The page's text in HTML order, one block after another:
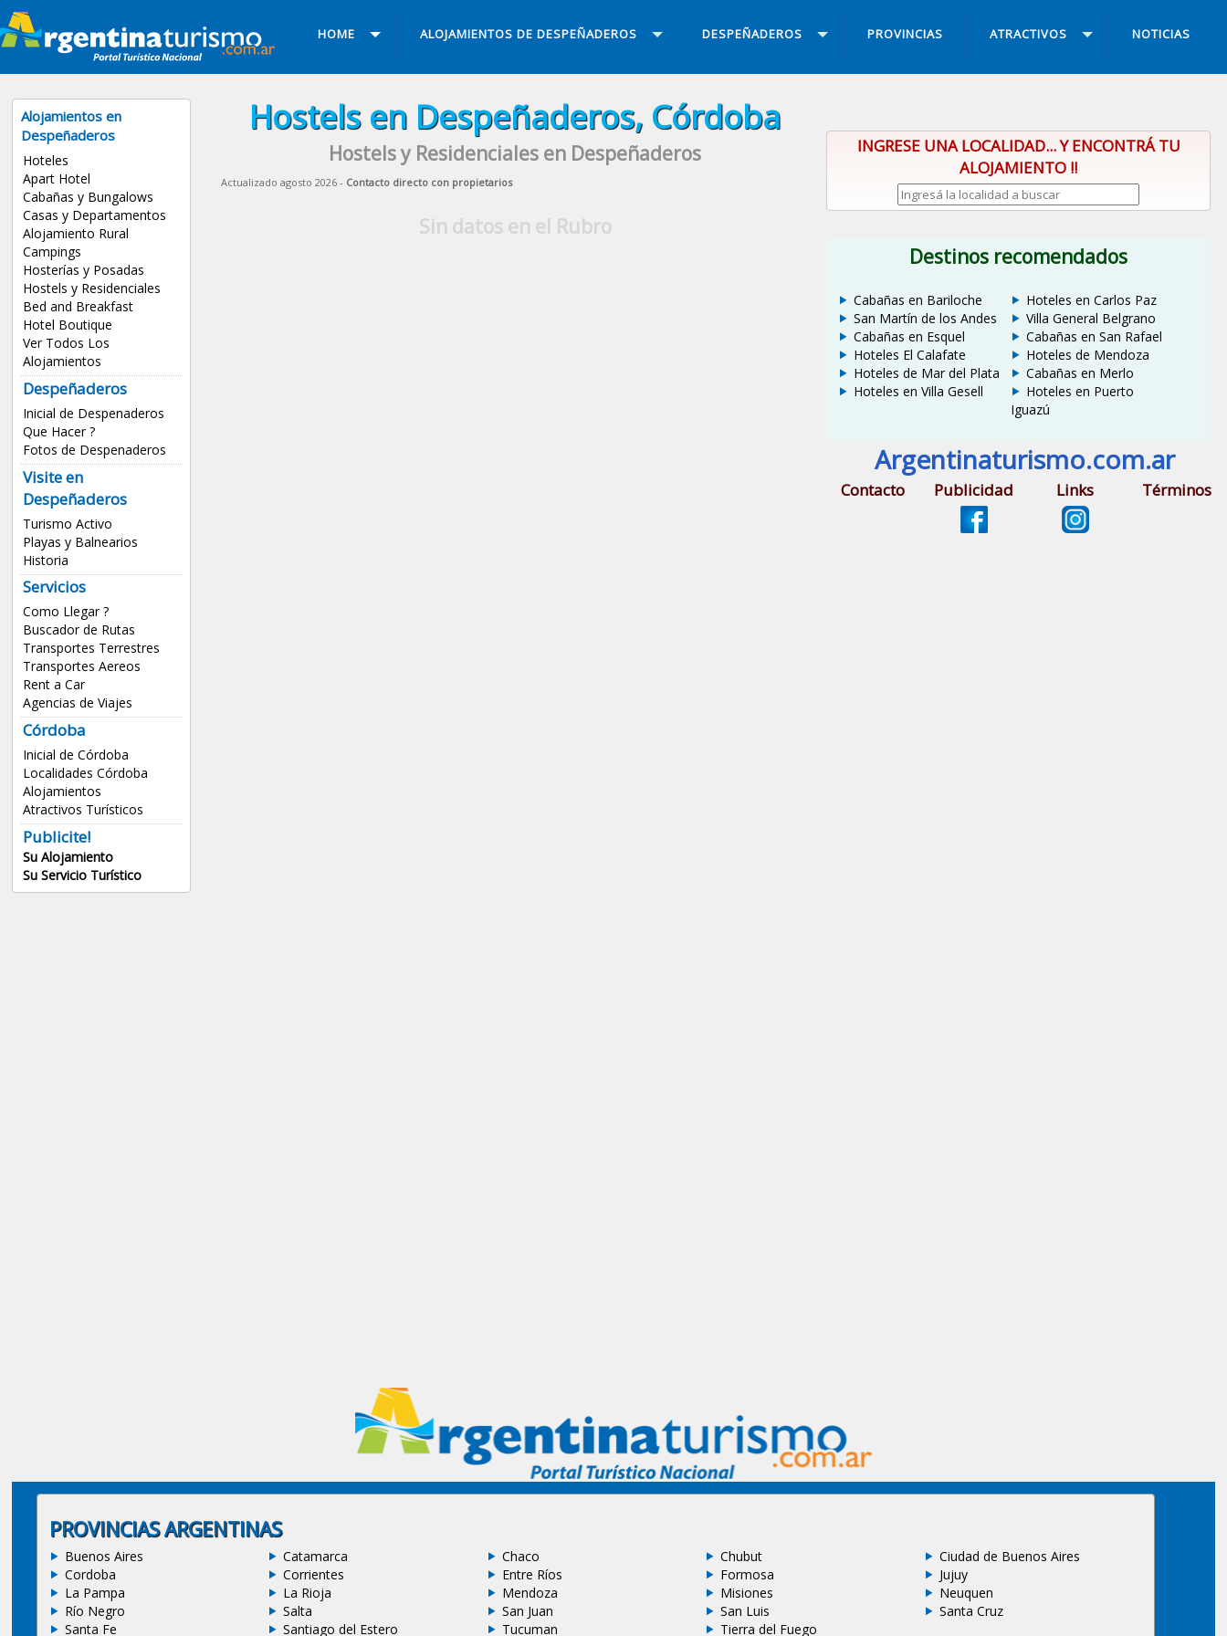
HOME ALOJAMIENTOS DE DESPEÑADEROS DESPEÑADEROS PROVINCIAS ATRACTIVOS NOTICIAS
Alojamientos en
Despeñaderos
Hoteles
Apart Hotel
Cabañas y Bungalows
Casas y Departamentos
Alojamiento Rural
Campings
Hosterías y Posadas
Hostels y Residenciales
Bed and Breakfast
Hotel Boutique
Ver Todos Los
Alojamientos
Despeñaderos
Inicial de Despenaderos
Que Hacer ?
Fotos de Despenaderos
Visite en
Despeñaderos
Turismo Activo
Playas y Balnearios
Historia
Servicios
Como Llegar ?
Buscador de Rutas
Transportes Terrestres
Transportes Aereos
Rent a Car
Agencias de Viajes
Córdoba
Inicial de Córdoba
Localidades Córdoba
Alojamientos
Atractivos Turísticos
Publicite!
Su Alojamiento
Su Servicio Turístico
Hostels en Despeñaderos, Córdoba
Hostels y Residenciales en Despeñaderos
Actualizado agosto 2026 - Contacto directo con propietarios
Sin datos en el Rubro
INGRESE UNA LOCALIDAD... Y ENCONTRÁ TU
ALOJAMIENTO !!
Destinos recomendados
Cabañas en Bariloche
San Martín de los Andes
Cabañas en Esquel
Hoteles El Calafate
Hoteles de Mar del Plata
Hoteles en Villa Gesell
Hoteles en Carlos Paz
Villa General Belgrano
Cabañas en San Rafael
Hoteles de Mendoza
Cabañas en Merlo
Hoteles en Puerto
Iguazú
Argentinaturismo.com.ar
Contacto Publicidad Links Términos
PROVINCIAS ARGENTINAS
Buenos Aires Catamarca Chaco Chubut
Ciudad de Buenos Aires
Cordoba
Corrientes Entre Ríos Formosa
Jujuy
La Pampa
La Rioja Mendoza Misiones
Neuquen
Río Negro
Salta San Juan San Luis
Santa Cruz
Santa Fe
Santiago del Estero Tucuman Tierra del Fuego